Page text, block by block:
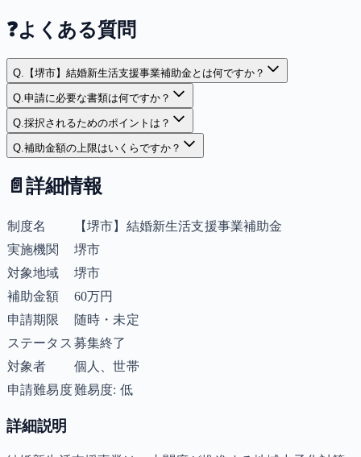
❓よくある質問
Q. 【堺市】結婚新生活支援事業補助金とは何ですか？
Q.申請に必要な書類は何ですか？
Q.採択されるためのポイントは？
Q.補助金額の上限はいくらですか？
📄 詳細情報
制度名
【堺市】結婚新生活支援事業補助金
実施機関
堺市
対象地域
堺市
補助金額
60万円
申請期限
随時・未定
ステータス 募集終了
対象者
個人、世帯
申請難易度難易度: 低
詳細説明